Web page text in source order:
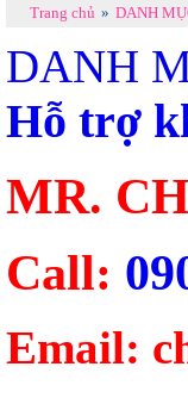
Trang chủ » DANH
DANH
Hỗ trợ
MR.
Call:
Email: